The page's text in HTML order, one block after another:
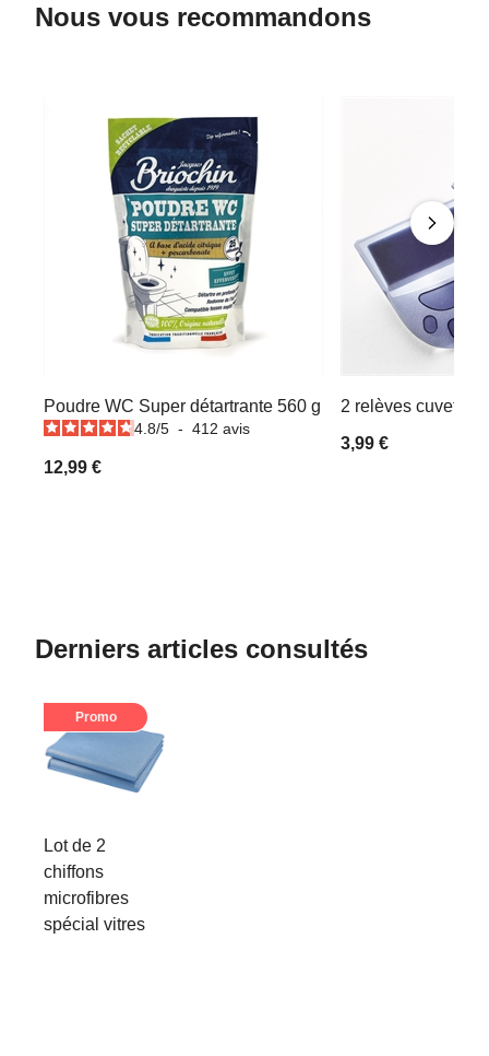
Nous vous recommandons
Poudre WC Super détartrante 560 g
4.8/5 - 412 avis
12,99 €
2 relèves cuvette
3,99 €
Derniers articles consultés
Promo
Lot de 2
chiffons
microfibres
spécial vitres